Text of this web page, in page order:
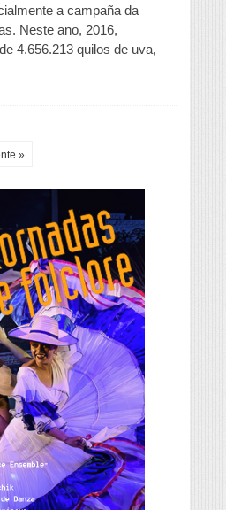
a campaña da
Neste ano, 2016,
4.656.213 quilos de uva,
»